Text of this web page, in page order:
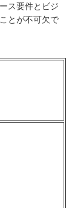
ス要件とビジ
とが不可欠で